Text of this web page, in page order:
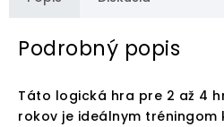
Podrobný popis
Táto logická hra pre 2 až 4
rokov je ideálnym tréningom